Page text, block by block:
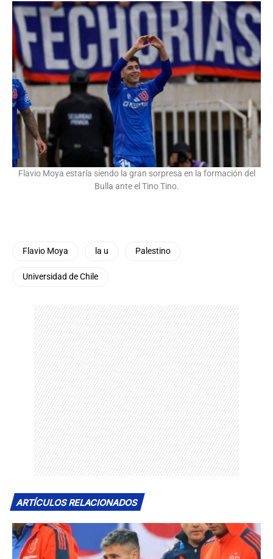
Flavio Moya estaría siendo la gran sorpresa en la formación del
Bulla ante el Tino Tino.
Flavio Moya la u Palestino
Universidad de Chile
ARTÍCULOS RELACIONADOS